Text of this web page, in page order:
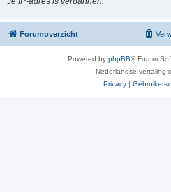
Forumoverzicht
Powered by phpBB® Forum
Nederlandse vertaling
Privacy |